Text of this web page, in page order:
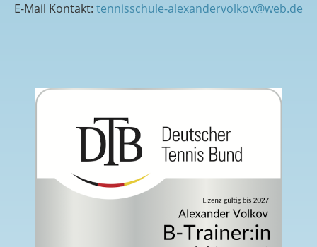
E-Mail Kontakt: tennisschule-alexandervolkov@web.de